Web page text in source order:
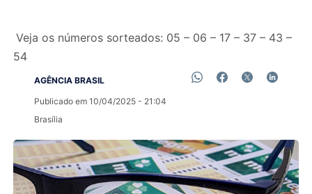
Veja os números sorteados: 05 – 06 – 17 – 37 – 43 –
54
AGÊNCIA BRASIL
Publicado em 10/04/2025 - 21:04
Brasília